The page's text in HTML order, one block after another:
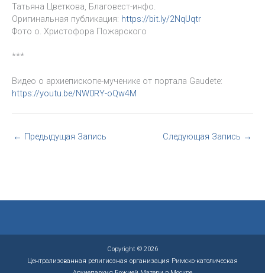
Татьяна Цветкова, Благовест-инфо.
Оригинальная публикация: https://bit.ly/2NqUqtr
Фото о. Христофора Пожарского
***
Видео о архиепископе-мученике от портала Gaudete:
https://youtu.be/NW0RY-oQw4M
← Предыдущая Запись Следующая Запись →
Copyright © 2026
Централизованная религиозная организация Римско-католическая